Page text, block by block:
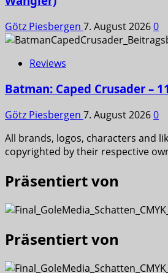
Götz Piesbergen 7. August 20260
Reviews
Batman: Caped Crusader –
Götz Piesbergen 7. August 20260
All brands, logos, characters and
copyrighted by their respective
Präsentiert von
Präsentiert von